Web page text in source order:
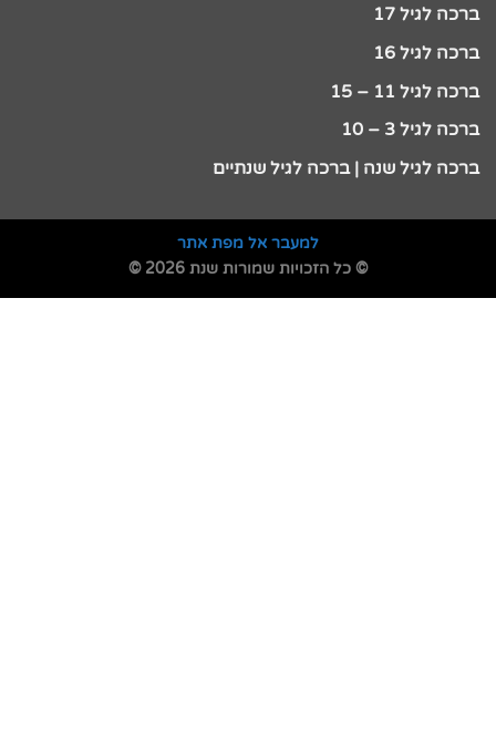
ברכה לגיל 17
ברכה לגיל 16
ברכה לגיל 11 – 15
ברכה לגיל 3 – 10
ברכה לגיל שנה | ברכה לגיל שנתיים
למעבר אל מפת אתר
© כל הזכויות שמורות שנת 2026 ©